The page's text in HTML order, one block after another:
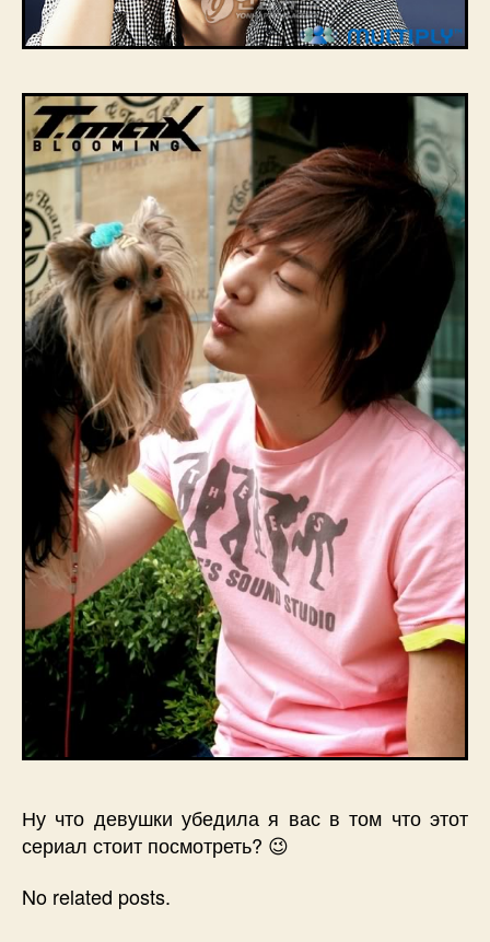
Ну что девушки убедила я вас в том что этот
сериал стоит посмотреть? 😉
No related posts.